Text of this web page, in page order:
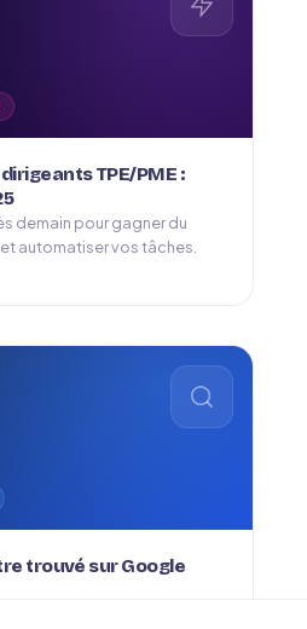
TPE/PME :
demain pour gagner du
automatiser vos tâches.
trouvé sur Google